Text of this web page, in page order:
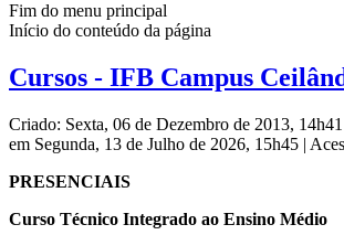
Fim do menu principal
Início do conteúdo da página
Cursos - IFB Campus
Criado: Sexta, 06 de Dezembro de 2013, 14h41
em Segunda, 13 de Julho de 2026, 15h45 |
PRESENCIAIS
Curso Técnico Integrado ao Ensino Médio